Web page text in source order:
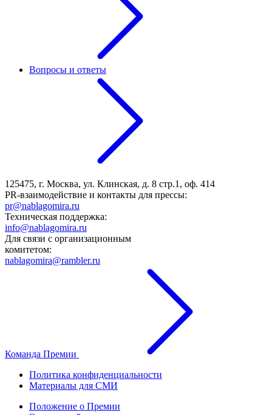
Вопросы и ответы
125475, г. Москва, ул. Клинская, д. 8 стр.1, оф. 414
PR-взаимодействие и контакты для прессы:
pr@nablagomira.ru
Техническая поддержка:
info@nablagomira.ru
Для связи с организационным
комитетом:
nablagomira@rambler.ru
Команда Премии
Политика конфиденциальности
Материалы для СМИ
Положение о Премии